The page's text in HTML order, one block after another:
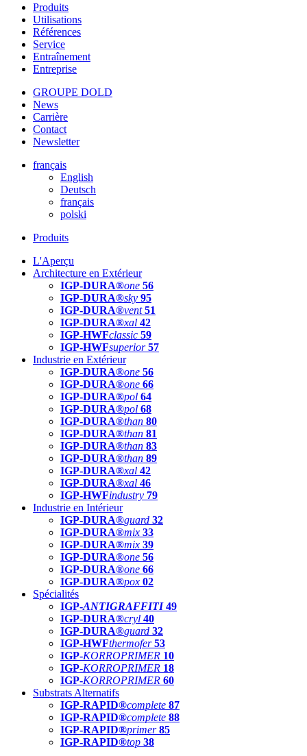
Produits
Utilisations
Références
Service
Entraînement
Entreprise
GROUPE DOLD
News
Carrière
Contact
Newsletter
français
English
Deutsch
français
polski
Produits
L'Aperçu
Architecture en Extérieur
IGP-DURA®one 56
IGP-DURA®sky 95
IGP-DURA®vent 51
IGP-DURA®xal 42
IGP-HWFclassic 59
IGP-HWFsuperior 57
Industrie en Extérieur
IGP-DURA®one 56
IGP-DURA®one 66
IGP-DURA®pol 64
IGP-DURA®pol 68
IGP-DURA®than 80
IGP-DURA®than 81
IGP-DURA®than 83
IGP-DURA®than 89
IGP-DURA®xal 42
IGP-DURA®xal 46
IGP-HWFindustry 79
Industrie en Intérieur
IGP-DURA®guard 32
IGP-DURA®mix 33
IGP-DURA®mix 39
IGP-DURA®one 56
IGP-DURA®one 66
IGP-DURA®pox 02
Spécialités
IGP-ANTIGRAFFITI49
IGP-DURA®cryl 40
IGP-DURA®guard 32
IGP-HWFthermofer 53
IGP-KORROPRIMER 10
IGP-KORROPRIMER 18
IGP-KORROPRIMER 60
Substrats Alternatifs
IGP-RAPID®complete 87
IGP-RAPID®complete 88
IGP-RAPID®primer 85
IGP-RAPID®top 38